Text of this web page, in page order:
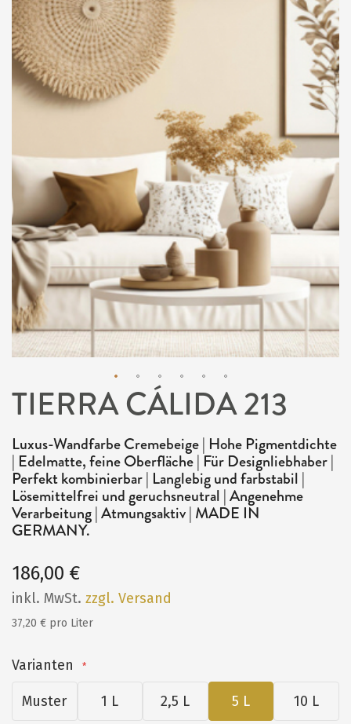
Zum
der
Bildergalerie
springen
TIERRA CÁLIDA 213
Luxus-Wandfarbe Cremebeige | Hohe Pigmentdichte
| Edelmatte, feine Oberfläche | Für Designliebhaber |
Perfekt kombinierbar | Langlebig und farbstabil |
Lösemittelfrei und geruchsneutral | Angenehme
Verarbeitung | Atmungsaktiv | MADE IN
GERMANY.
186,00 €
inkl. MwSt. zzgl. Versand
37,20 € pro Liter
Varianten
Muster 1 L 2,5 L 5 L 10 L